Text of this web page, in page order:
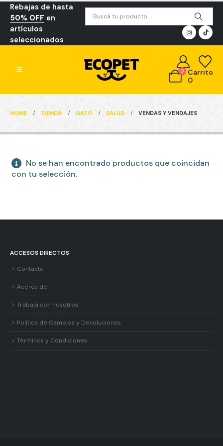
Rebajas de hasta
50% OFF en
artículos
seleccionados
0
Carrito
0
HOME TIENDA GATO SALUD VENDAS Y VENDAJES
No se han encontrado productos que coincidan
con tu selección.
ACCESOS DIRECTOS
Contacto
Acerca de
Trabajá con nosotros
Política de Cambios y Devoluciones
Términos y Condiciones